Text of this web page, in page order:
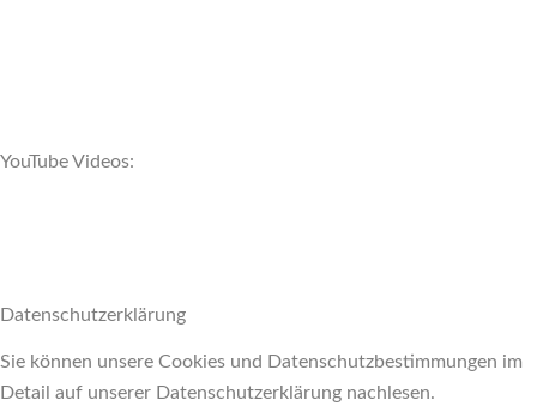
YouTube Videos:
Datenschutzerklärung
Sie können unsere Cookies und Datenschutzbestimmungen im
Detail auf unserer Datenschutzerklärung nachlesen.